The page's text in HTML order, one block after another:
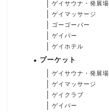
ゲイサウナ・発展場
ゲイマッサージ
ゴーゴーバー
ゲイバー
ゲイホテル
プーケット
ゲイサウナ・発展場
ゲイマッサージ
ゲイクラブ
ゲイバー